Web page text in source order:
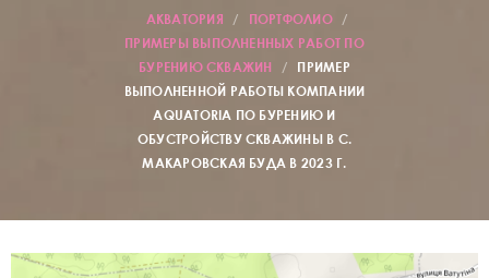
АКВАТОРИЯ / ПОРТФОЛИО
/
ПРИМЕРЫ ВЫПОЛНЕННЫХ РАБОТ ПО
БУРЕНИЮ СКВАЖИН
/
ПРИМЕР
ВЫПОЛНЕННОЙ РАБОТЫ КОМПАНИИ
AQUATORIA ПО БУРЕНИЮ И
ОБУСТРОЙСТВУ СКВАЖИНЫ В С.
МАКАРОВСКАЯ БУДА В 2023 Г.